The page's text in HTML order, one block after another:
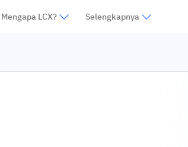
Mengapa LCX? Selengkapnya